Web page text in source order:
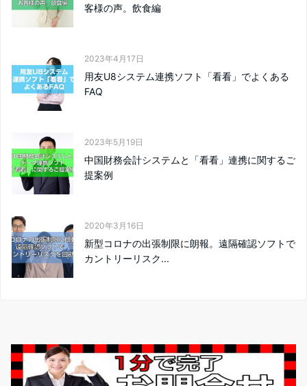
客様の声。飲食編
2023年4月17日
用友U8システム連携ソフト「看看」でよくある
FAQ
2023年5月19日
中国財務会計システムと「看看」連携に関するご
提案例
2020年3月16日
新型コロナの出張制限に朗報。遠隔確認ソフトで
カントリーリスク...